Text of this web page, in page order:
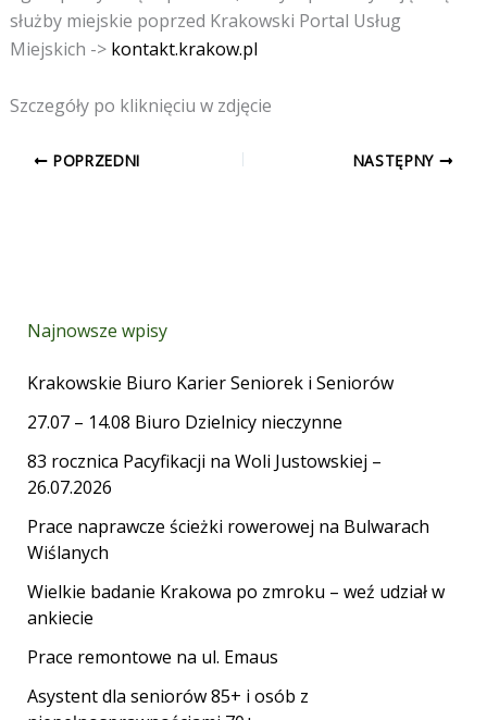
służby miejskie poprzed Krakowski Portal Usług
Miejskich -> kontakt.krakow.pl
Szczegóły po kliknięciu w zdjęcie
POPRZEDNI NASTĘPNY
Najnowsze wpisy
Krakowskie Biuro Karier Seniorek i Seniorów
27.07 – 14.08 Biuro Dzielnicy nieczynne
83 rocznica Pacyfikacji na Woli Justowskiej –
26.07.2026
Prace naprawcze ścieżki rowerowej na Bulwarach
Wiślanych
Wielkie badanie Krakowa po zmroku – weź udział w
ankiecie
Prace remontowe na ul. Emaus
Asystent dla seniorów 85+ i osób z